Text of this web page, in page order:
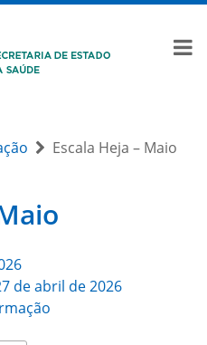
Escala Heja – Maio
de abril de 2026